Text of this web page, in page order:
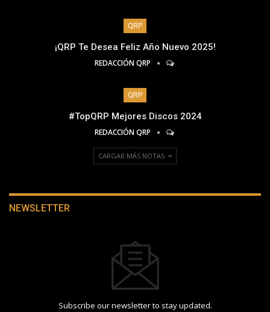
QRP
¡QRP Te Desea Feliz Año Nuevo 2025!
REDACCIÓN QRP
QRP
#TopQRP Mejores Discos 2024
REDACCIÓN QRP
CARGAR MÁS NOTAS
NEWSLETTER
Subscribe our newsletter to stay updated.